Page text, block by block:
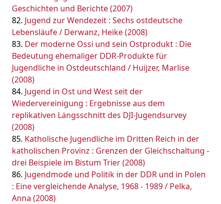
Geschichten und Berichte (2007)
Jugend zur Wendezeit : Sechs ostdeutsche
Lebensläufe / Derwanz, Heike (2008)
Der moderne Ossi und sein Ostprodukt : Die
Bedeutung ehemaliger DDR-Produkte für
Jugendliche in Ostdeutschland / Huijzer, Marlise
(2008)
Jugend in Ost und West seit der
Wiedervereinigung : Ergebnisse aus dem
replikativen Längsschnitt des DJI-Jugendsurvey
(2008)
Katholische Jugendliche im Dritten Reich in der
katholischen Provinz : Grenzen der Gleichschaltung -
drei Beispiele im Bistum Trier (2008)
Jugendmode und Politik in der DDR und in Polen
: Eine vergleichende Analyse, 1968 - 1989 / Pelka,
Anna (2008)